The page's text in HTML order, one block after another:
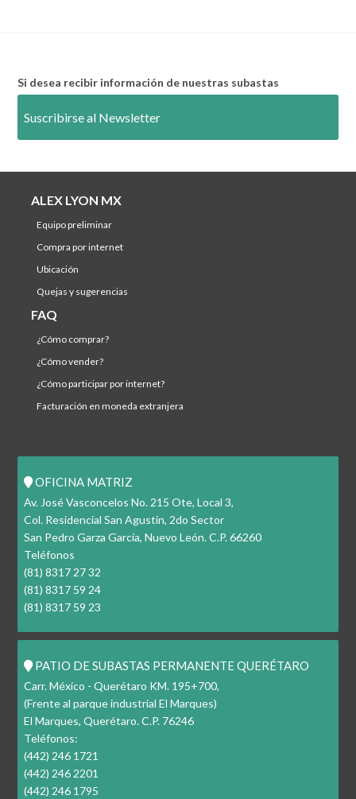
Si desea recibir información de nuestras subastas
Suscribirse al Newsletter
ALEX LYON MX
equipo preliminar
compra por internet
ubicación
quejas y sugerencias
FAQ
¿cómo comprar?
¿cómo vender?
¿cómo participar por internet?
facturación en moneda extranjera
OFICINA MATRIZ
Av. José Vasconcelos No. 215 Ote, Local 3,
Col. Residencial San Agustin, 2do Sector
San Pedro Garza García, Nuevo León. C.P. 66260
Teléfonos
(81) 8317 27 32
(81) 8317 59 24
(81) 8317 59 23
PATIO DE SUBASTAS PERMANENTE QUERÉTARO
Carr. México - Querétaro KM. 195+700,
(Frente al parque industrial El Marques)
El Marques, Querétaro. C.P. 76246
Teléfonos:
(442) 246 1721
(442) 246 2201
(442) 246 1795